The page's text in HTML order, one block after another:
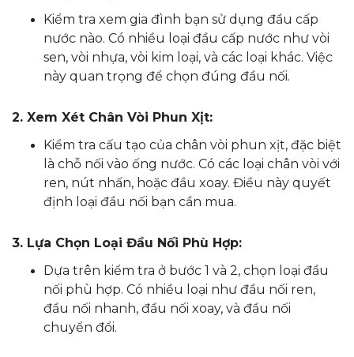
Kiểm tra xem gia đình bạn sử dụng đầu cấp
nước nào. Có nhiều loại đầu cấp nước như vòi
sen, vòi nhựa, vòi kim loại, và các loại khác. Việc
này quan trọng để chọn đúng đầu nối.
2. Xem Xét Chân Vòi Phun Xịt:
Kiểm tra cấu tạo của chân vòi phun xịt, đặc biệt
là chỗ nối vào ống nước. Có các loại chân vòi với
ren, nút nhấn, hoặc đầu xoay. Điều này quyết
định loại đầu nối bạn cần mua.
3. Lựa Chọn Loại Đầu Nối Phù Hợp:
Dựa trên kiểm tra ở bước 1 và 2, chọn loại đầu
nối phù hợp. Có nhiều loại như đầu nối ren,
đầu nối nhanh, đầu nối xoay, và đầu nối
chuyển đổi.